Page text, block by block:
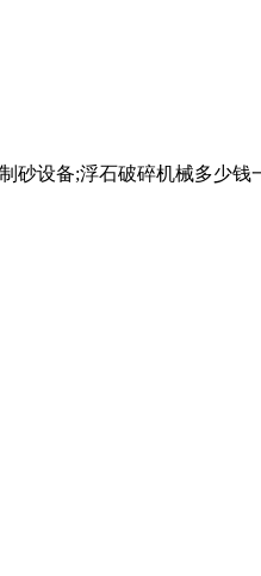
设备;浮石破碎机械多少